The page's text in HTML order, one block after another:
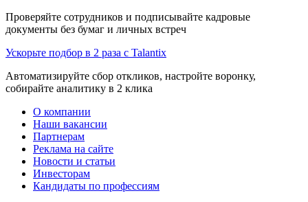
Проверяйте сотрудников и подписывайте кадровые
документы без бумаг и личных встреч
Ускорьте подбор в 2 раза с Talantix
Автоматизируйте сбор откликов, настройте воронку,
собирайте аналитику в 2 клика
О компании
Наши вакансии
Партнерам
Реклама на сайте
Новости и статьи
Инвесторам
Кандидаты по профессиям